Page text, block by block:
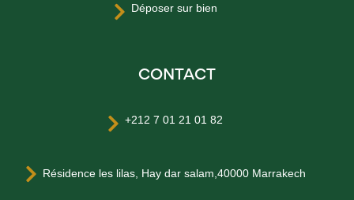
 Déposer sur bien
CONTACT
 +212 7 01 21 01 82
 Résidence les lilas, Hay dar salam,40000 Marrakech